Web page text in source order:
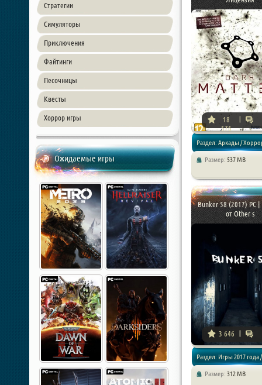
Стратегии
Симуляторы
Приключения
Файтинги
Песочницы
Квесты
Хоррор игры
Ожидаемые игры
18
576
Раздел: Аркады /
Размер: 537 MB
Bunker 58 (2017) PC |
от Other s
3 646
Раздел: Игры 2017 года /
Размер: 312 MB